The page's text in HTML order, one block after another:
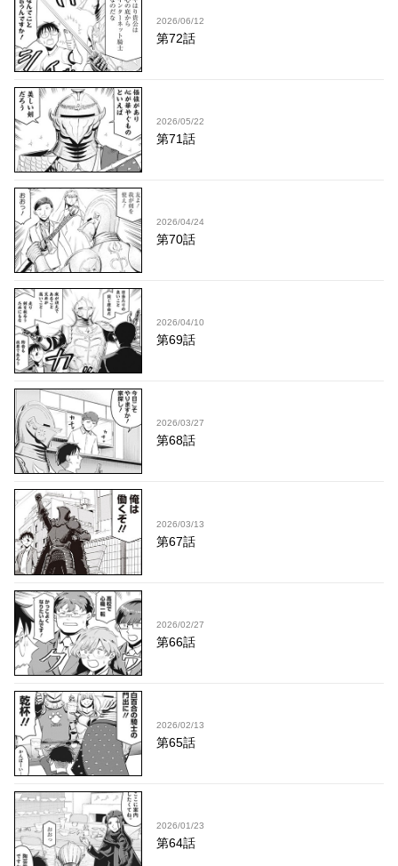
2026/06/12
第72話
2026/05/22
第71話
2026/04/24
第70話
2026/04/10
第69話
2026/03/27
第68話
2026/03/13
第67話
2026/02/27
第66話
2026/02/13
第65話
2026/01/23
第64話